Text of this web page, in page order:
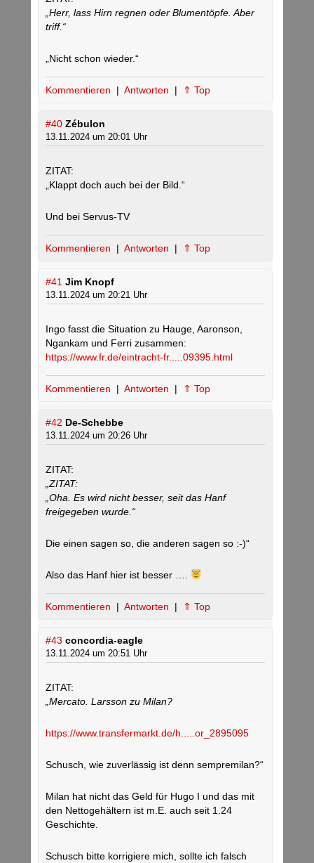
„Herr, lass Hirn regnen oder Blumentöpfe. Aber
triff.“
„Nicht schon wieder.“
Kommentieren | Antworten | ⇑ Top
#40 Zébulon
13.11.2024 um 20:01 Uhr
ZITAT:
„Klappt doch auch bei der Bild.“
Und bei Servus-TV
Kommentieren | Antworten | ⇑ Top
#41 Jim Knopf
13.11.2024 um 20:21 Uhr
Ingo fasst die Situation zu Hauge, Aaronson,
Ngankam und Ferri zusammen:
https://www.fr.de/eintracht-fr.....09395.html
Kommentieren | Antworten | ⇑ Top
#42 De-Schebbe
13.11.2024 um 20:26 Uhr
ZITAT:
„ZITAT:
„Oha. Es wird nicht besser, seit das Hanf
freigegeben wurde.“
Die einen sagen so, die anderen sagen so :-)“
Also das Hanf hier ist besser ….
Kommentieren | Antworten | ⇑ Top
#43 concordia-eagle
13.11.2024 um 20:51 Uhr
ZITAT:
„Mercato. Larsson zu Milan?
https://www.transfermarkt.de/h.....or_2895095
Schusch, wie zuverlässig ist denn sempremilan?“
Milan hat nicht das Geld für Hugo I und das mit
den Nettogehältern ist m.E. auch seit 1.24
Geschichte.
Schusch bitte korrigiere mich, sollte ich falsch